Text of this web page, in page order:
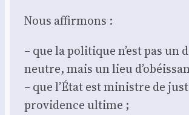
Nous affir­mons :
– que la poli­tique n’est pas un
neutre, mais un lieu
– que l’État est ministre de
pro­vi­dence ultime ;